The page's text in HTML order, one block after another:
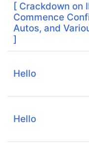
[ Crackdown on
Commence
Autos, and
]
Hello
Hello